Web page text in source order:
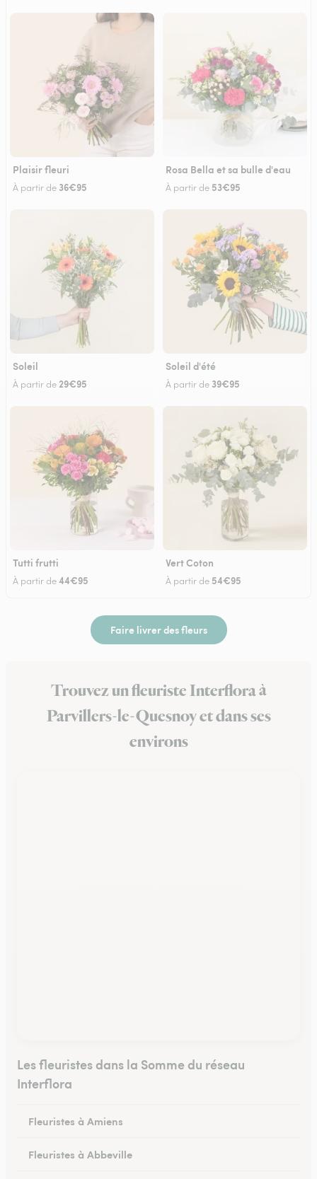
Plaisir fleuri
À partir de 36€95
Rosa Bella et sa bulle d'eau
À partir de 53€95
Soleil
À partir de 29€95
Soleil d'été
À partir de 39€95
Tutti frutti
À partir de44€95
Vert Coton
À partir de 54€95
Faire livrer des fleurs
Trouvez un fleuriste Interflora à
Parvillers-le-Quesnoy et dans ses
environs
Les fleuristes dans la Somme du réseau
Interflora
Fleuristes à Amiens
Fleuristes à Abbeville